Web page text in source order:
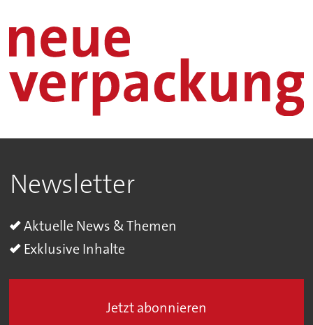
Newsletter
Aktuelle News & Themen
Exklusive Inhalte
Jetzt abonnieren